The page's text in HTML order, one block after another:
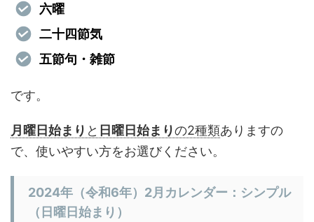
六曜
二十四節気
五節句・雑節
です。
月曜日始まり と 日曜日始まりの2種類ありますの
で、使いやすい方をお選びください。
2024年（令和6年）2月カレンダー：シンプル
（日曜日始まり）